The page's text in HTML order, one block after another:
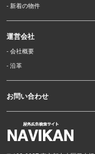
- 新着の物件
運営会社
- 会社概要
- 沿革
お問い合わせ